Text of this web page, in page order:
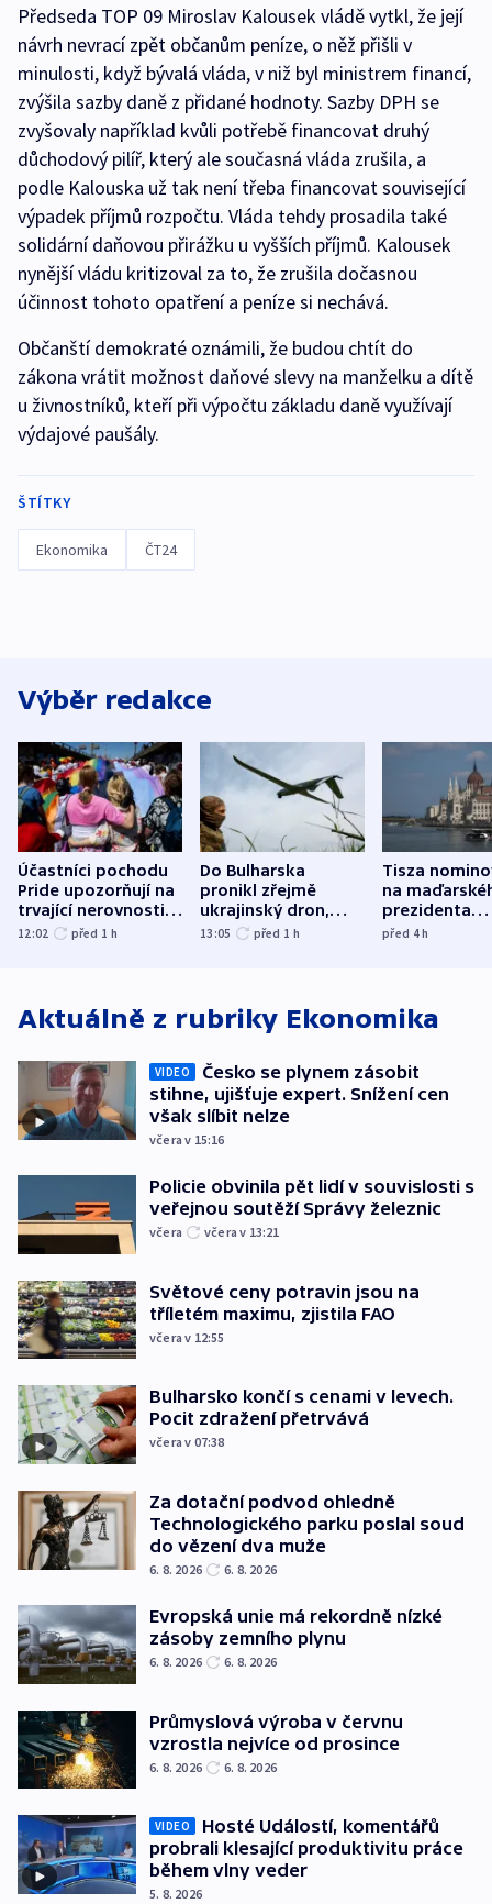
Předseda TOP 09 Miroslav Kalousek vládě vytkl, že její
návrh nevrací zpět občanům peníze, o něž přišli v
minulosti, když bývalá vláda, v niž byl ministrem financí,
zvýšila sazby daně z přidané hodnoty. Sazby DPH se
zvyšovaly například kvůli potřebě financovat druhý
důchodový pilíř, který ale současná vláda zrušila, a
podle Kalouska už tak není třeba financovat související
výpadek příjmů rozpočtu. Vláda tehdy prosadila také
solidární daňovou přirážku u vyšších příjmů. Kalousek
nynější vládu kritizoval za to, že zrušila dočasnou
účinnost tohoto opatření a peníze si nechává.
Občanští demokraté oznámili, že budou chtít do
zákona vrátit možnost daňové slevy na manželku a dítě
u živnostníků, kteří při výpočtu základu daně využívají
výdajové paušály.
ŠTÍTKY
Ekonomika ČT24
Výběr redakce
Účastníci pochodu
Pride upozorňují na
trvající nerovnosti i
společenskou
12:02 před 1 h
Do Bulharska
pronikl zřejmě
ukrajinský dron,
explodoval kilometr
13:05 před 1 h
Tisza
na
prezidenta
bývalého
před 4h
Aktuálně z rubriky Ekonomika
VIDEO
Česko se plynem zásobit
stihne, ujišťuje expert. Snížení cen
však slíbit nelze
včera v 15:16
Policie obvinila pět lidí v souvislosti s
veřejnou soutěží Správy železnic
včera včera v 13:21
Světové ceny potravin jsou na
tříletém maximu, zjistila FAO
včera v 12:55
Bulharsko končí s cenami v levech.
Pocit zdražení přetrvává
včera v 07:38
Za dotační podvod ohledně
Technologického parku poslal soud
do vězení dva muže
6. 8. 2026 6. 8. 2026
Evropská unie má rekordně nízké
zásoby zemního plynu
6. 8. 2026 6. 8. 2026
Průmyslová výroba v červnu
vzrostla nejvíce od prosince
6. 8. 2026 6. 8. 2026
VIDEO
Hosté Událostí, komentářů
probrali klesající produktivitu práce
během vlny veder
5. 8. 2026